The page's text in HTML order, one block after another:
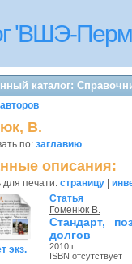
'ВШЭ-
каталог:
В.
по: заглавию
описания:
для печати: страницу
экз.
Статья
Гоменюк В.
Стандарт,
долгов
2010 г.
ISBN отсутствует